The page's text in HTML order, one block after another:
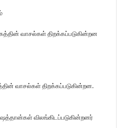
வாசல்கள் திறக்கப்படுகின்றன
வாசல்கள் திறக்கப்படுகின்றன.
விலங்கிடப்படுகின்றனர்